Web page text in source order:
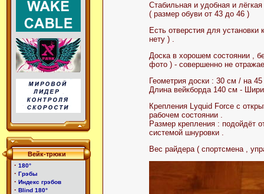
Вейк-трюки
· 180°
· Грэбы
· Индекс грэбов
· Blind 180°
Стабильная и удобная и
( размер обуви от 43 до 46 )
Есть отверстия для
нету ) .
Доска в хорошем состоянии ,
фото ) - совершенно не
Геометрия доски : 30 см / на
Длина вейкборда 140 см -
Крепления Lyquid Force с
рабочем состоянии .
Размер крепления : подойдёт
системой шнуровки .
Вес райдера ( спортсмена ,